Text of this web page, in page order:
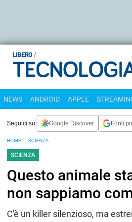
LIBERO
NEWS ANDROID APPLE
Seguici su: Google Discover Fonti
HOME SCIENZA
SCIENZA
Questo animale
non sappiamo
C'è un killer silenzioso, ma